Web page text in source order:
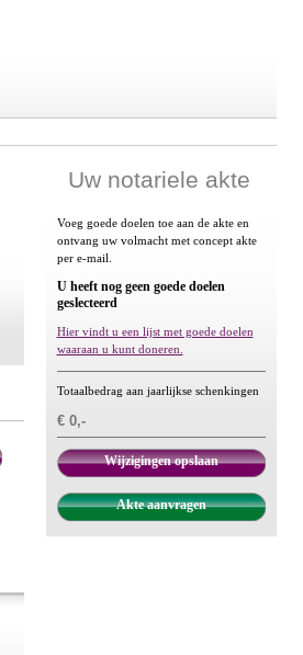
Uw notariele akte
Voeg goede doelen toe aan de akte en
ontvang uw volmacht met concept akte
per e-mail.
U heeft nog geen goede doelen
geslecteerd
Hier vindt u een lijst met goede doelen
waaraan u kunt doneren.
Totaalbedrag aan jaarlijkse schenkingen
€ 0,-
Wijzigingen opslaan
Akte aanvragen